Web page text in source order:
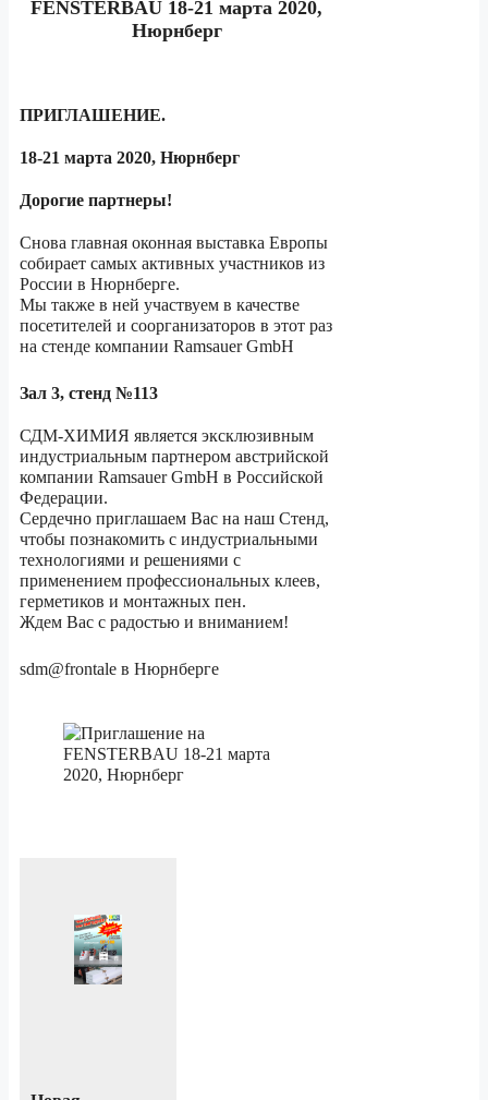
FENSTERBAU 18-21 марта 2020,
Нюрнберг
ПРИГЛАШЕНИЕ.
18-21 марта 2020, Нюрнберг
Дорогие партнеры!
Снова главная оконная выставка Европы
собирает самых активных участников из
России в Нюрнберге.
Мы также в ней участвуем в качестве
посетителей и соорганизаторов в этот раз
на стенде компании Ramsauer GmbH
Зал 3, стенд №113
СДМ-ХИМИЯ является эксклюзивным
индустриальным партнером австрийской
компании Ramsauer GmbH в Российской
Федерации.
Сердечно приглашаем Вас на наш Стенд,
чтобы познакомить с индустриальными
технологиями и решениями с
применением профессиональных клеев,
герметиков и монтажных пен.
Ждем Вас с радостью и вниманием!
sdm@frontale в Нюрнберге